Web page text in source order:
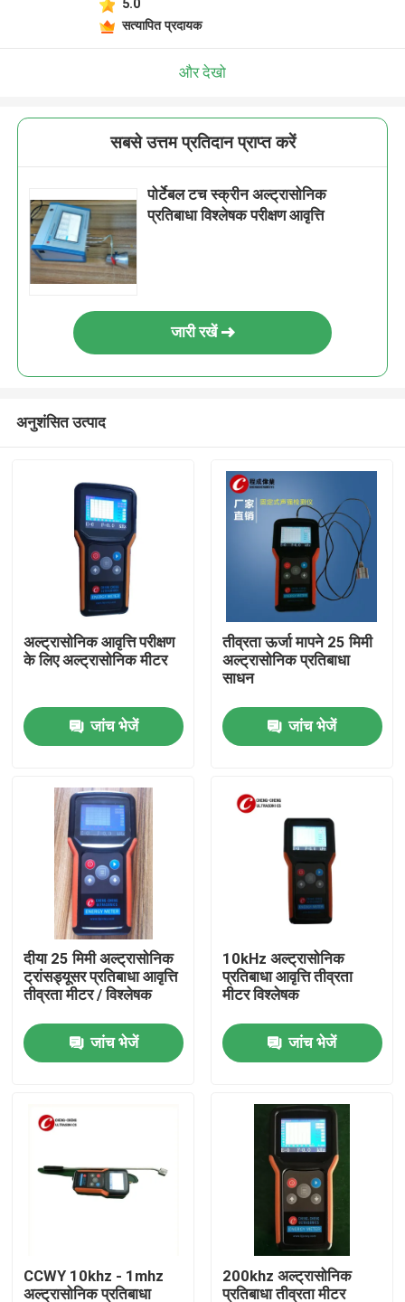
उत्पादों
हमारे बारे में
कारखाना भ्रमण
गुणवत्ता नियंत्रण
संपर्क करें
एक उद्धरण का अनुरोध करें
अल्ट्रासोनिक सफाई ट्रांसड्यूसर
बहु आवृत्ति अल्ट्रासोनिक ट्रांसड्यूसर
5.0
सत्यापित प्रदायक
और देखो
सबसे उत्तम प्रतिदान प्राप्त करें
पोर्टेबल टच स्क्रीन अल्ट्रासोनिक
प्रतिबाधा विश्लेषक परीक्षण आवृत्ति
जारी रखें
अनुशंसित उत्पाद
अल्ट्रासोनिक आवृत्ति परीक्षण
के लिए अल्ट्रासोनिक मीटर
जांच भेजें
तीव्रता ऊर्जा मापने 25 मिमी
अल्ट्रासोनिक प्रतिबाधा
साधन
जांच भेजें
दीया 25 मिमी अल्ट्रासोनिक
ट्रांसड्यूसर प्रतिबाधा आवृत्ति
तीव्रता मीटर / विश्लेषक
जांच भेजें
10kHz अल्ट्रासोनिक
प्रतिबाधा आवृत्ति तीव्रता
मीटर विश्लेषक
जांच भेजें
CCWY 10khz - 1mhz
अल्ट्रासोनिक प्रतिबाधा
200khz अल्ट्रासोनिक
प्रतिबाधा तीव्रता मीटर